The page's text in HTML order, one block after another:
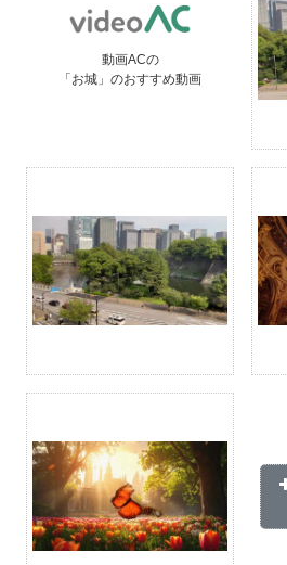
動画ACの
「お城」のおすすめ動画